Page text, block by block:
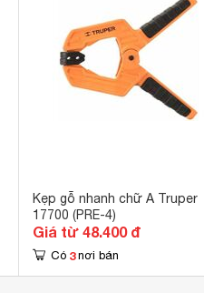
Kẹp gỗ nhanh chữ A Truper
17700 (PRE-4)
Giá từ 48.400 đ
Có 3 nơi bán